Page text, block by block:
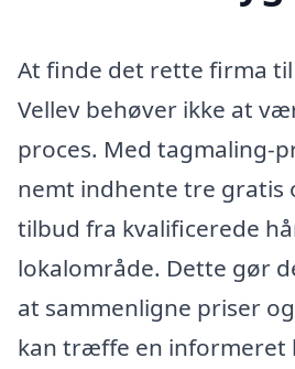
At finde det rette firma
Vellev behøver ikke at
proces. Med tagmaling-
nemt indhente tre gratis
tilbud fra kvalificerede
lokalområde. Dette gør
at sammenligne priser
kan træffe en informeret